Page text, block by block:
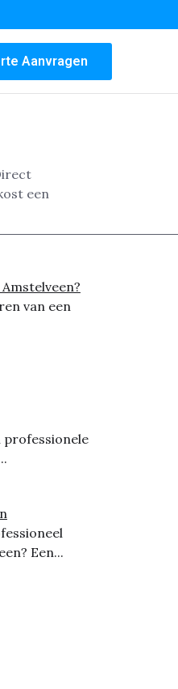
Aanvragen
een
van een
professionele
Een...